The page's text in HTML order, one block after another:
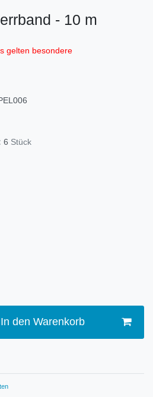
- 10 m
gelten besondere
6 Stück
In den Warenkorb